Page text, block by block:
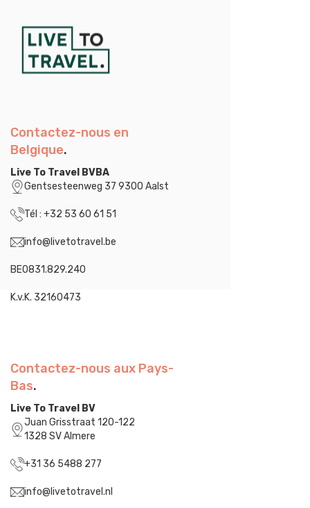
Contactez-nous en
Belgique.
Live To Travel BVBA
Gentsesteenweg 37 9300 Aalst
Tél : +32 53 60 61 51
info@livetotravel.be
BE0831.829.240
K.v.K. 32160473
Contactez-nous aux Pays-
Bas.
Live To Travel BV
Juan Grisstraat 120-122
1328 SV Almere
+31 36 5488 277
info@livetotravel.nl